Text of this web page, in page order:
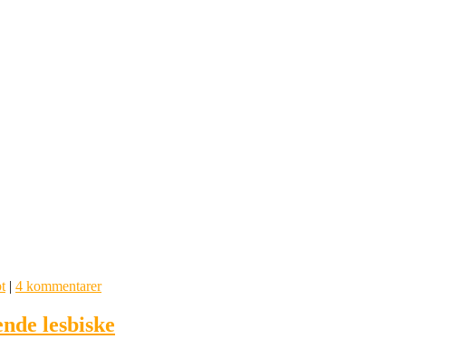
| 4 kommentarer
lesbiske